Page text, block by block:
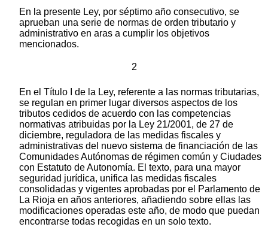
En la presente Ley, por séptimo año consecutivo, se
aprueban una serie de normas de orden tributario y
administrativo en aras a cumplir los objetivos
mencionados.
2
En el Título I de la Ley, referente a las normas tributarias,
se regulan en primer lugar diversos aspectos de los
tributos cedidos de acuerdo con las competencias
normativas atribuidas por la Ley 21/2001, de 27 de
diciembre, reguladora de las medidas fiscales y
administrativas del nuevo sistema de financiación de las
Comunidades Autónomas de régimen común y Ciudades
con Estatuto de Autonomía. El texto, para una mayor
seguridad jurídica, unifica las medidas fiscales
consolidadas y vigentes aprobadas por el Parlamento de
La Rioja en años anteriores, añadiendo sobre ellas las
modificaciones operadas este año, de modo que puedan
encontrarse todas recogidas en un solo texto.